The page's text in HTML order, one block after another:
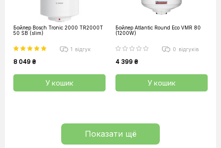
Бойлер Bosch Tronic 2000 TR2000T
50 SB (slim)
1 відгук
8 049 ₴
У кошик
Бойлер Atlantic Round Eco VMR 80
(1200W)
0 відгуків
4 399 ₴
У кошик
Показати щё